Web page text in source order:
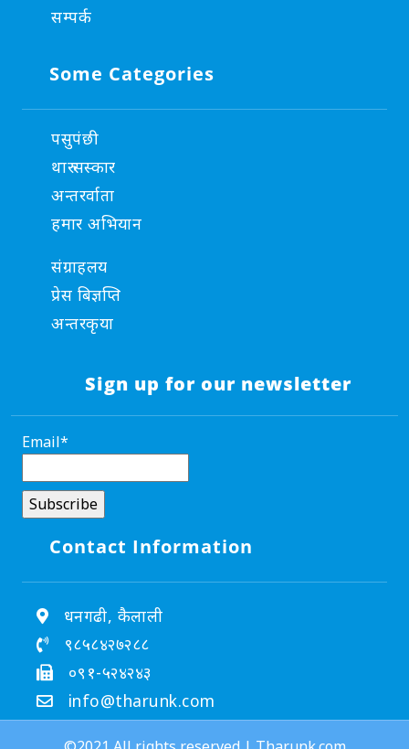
सम्पर्क
Some Categories
पसुपंछी
थारु सस्कार
अन्तरर्वाता
हमार अभियान
संग्राहलय
प्रेस बिज्ञप्ति
अन्तरकृया
Sign up for our newsletter
Email*
Contact Information
धनगढी, कैलाली
९८५८४२७२८८
०९१-५२४२४३
info@tharunk.com